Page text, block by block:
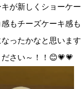
が新しくショーケ
もチーズケーキ感
ったかなと思いま
さい～！！😊💗💗